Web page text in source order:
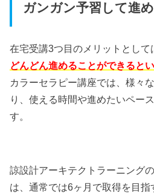
ガンガン予習して進
在宅受講3つ目のメリットとして
どんどん進めることができるとい
カラーセラピー講座では、様々
り、使える時間や進めたいペー
す。
諒設計アーキテクトラーニング
は、通常では6ヶ月で取得を目